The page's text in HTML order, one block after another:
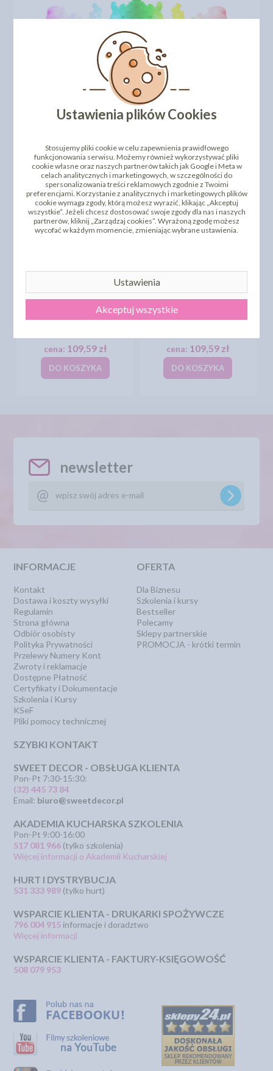
PRODUKTY PODOBNE
INNI KLIENCI KUPILI TEŻ
EPSON/CANON - 100 ML -
cena: 109,59 zł
DO KOSZYKA
DRUKAREK
EPSON/CANON - 100 ML -
cena: 109,59 zł
DO KOSZYKA
newsletter
INFORMACJE
Kontakt
Dostawa i koszty wysyłki
Regulamin
Strona główna
Odbiór osobisty
Polityka Prywatności
Przelewy Numery Kont
Zwroty i reklamacje
Dostępne Płatność
Certyfikaty i Dokumentacje
Szkolenia i Kursy
KSeF
Pliki pomocy technicznej
OFERTA
Dla Biznesu
Szkolenia i kursy
Bestseller
Polecamy
Sklepy partnerskie
PROMOCJA - krótki termin
SZYBKI KONTAKT
SWEET DECOR - OBSŁUGA KLIENTA
Pon-Pt 7:30-15:30:
(32) 445 73 84
Email: biuro@sweetdecor.pl
AKADEMIA KUCHARSKA SZKOLENIA
Pon-Pt 9:00-16:00
517 081 966 (tylko szkolenia)
Więcej informacji o Akademii Kucharskiej
HURT I DYSTRYBUCJA
531 333 989 (tylko hurt)
WSPARCIE KLIENTA - DRUKARKI SPOŻYWCZE
796 004 915 informacje i doradztwo
Więcej informacji
WSPARCIE KLIENTA - FAKTURY-KSIĘGOWOŚĆ
508 079 953
Ustawienia plików Cookies
Stosujemy pliki cookie w celu zapewnienia prawidłowego
funkcjonowania serwisu. Możemy również wykorzystywać pliki
cookie własne oraz naszych partnerów takich jak Google i Meta w
celach analitycznych i marketingowych, w szczególności do
spersonalizowania treści reklamowych zgodnie z Twoimi
preferencjami. Korzystanie z analitycznych i marketingowych plików
cookie wymaga zgody, którą możesz wyrazić, klikając „Akceptuj
wszystkie”. Jeżeli chcesz dostosować swoje zgody dla nas i naszych
partnerów, kliknij „Zarządzaj cookies”. Wyrażoną zgodę możesz
wycofać w każdym momencie, zmieniając wybrane ustawienia.
Ustawienia
Akceptuj wszystkie